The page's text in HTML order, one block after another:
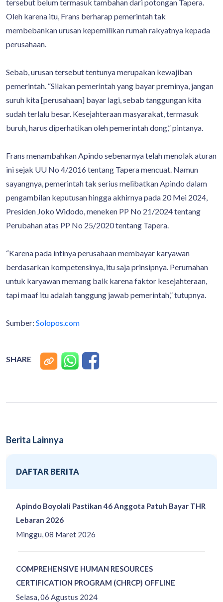
tersebut belum termasuk tambahan dari potongan Tapera.
Oleh karena itu, Frans berharap pemerintah tak
membebankan urusan kepemilikan rumah rakyatnya kepada
perusahaan.
Sebab, urusan tersebut tentunya merupakan kewajiban
pemerintah. “Silakan pemerintah yang bayar preminya, jangan
suruh kita [perusahaan] bayar lagi, sebab tanggungan kita
sudah terlalu besar. Kesejahteraan masyarakat, termasuk
buruh, harus diperhatikan oleh pemerintah dong,” pintanya.
Frans menambahkan Apindo sebenarnya telah menolak aturan
ini sejak UU No 4/2016 tentang Tapera mencuat. Namun
sayangnya, pemerintah tak serius melibatkan Apindo dalam
pengambilan keputusan hingga akhirnya pada 20 Mei 2024,
Presiden Joko Widodo, meneken PP No 21/2024 tentang
Perubahan atas PP No 25/2020 tentang Tapera.
“Karena pada intinya perusahaan membayar karyawan
berdasarkan kompetensinya, itu saja prinsipnya. Perumahan
untuk karyawan memang baik karena faktor kesejahteraan,
tapi maaf itu adalah tanggung jawab pemerintah,” tutupnya.
Sumber: Solopos.com
SHARE
Berita Lainnya
DAFTAR BERITA
Minggu, 08 Maret 2026
Apindo Boyolali Pastikan 46 Anggota Patuh Bayar THR
Lebaran 2026
Selasa, 06 Agustus 2024
COMPREHENSIVE HUMAN RESOURCES
CERTIFICATION PROGRAM (CHRCP) OFFLINE